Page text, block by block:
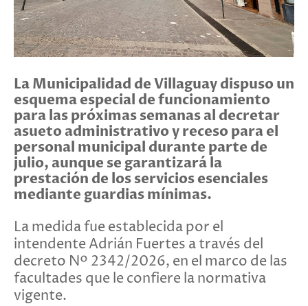
La Municipalidad de Villaguay dispuso un
esquema especial de funcionamiento
para las próximas semanas al decretar
asueto administrativo y receso para el
personal municipal durante parte de
julio, aunque se garantizará la
prestación de los servicios esenciales
mediante guardias mínimas.
La medida fue establecida por el
intendente Adrián Fuertes a través del
decreto Nº 2342/2026, en el marco de las
facultades que le confiere la normativa
vigente.